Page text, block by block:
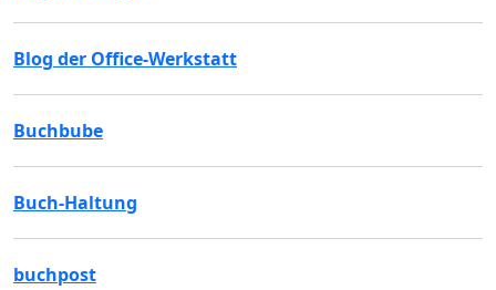
Blog der Office-Werkstatt
Buchbube
Buch-Haltung
buchpost